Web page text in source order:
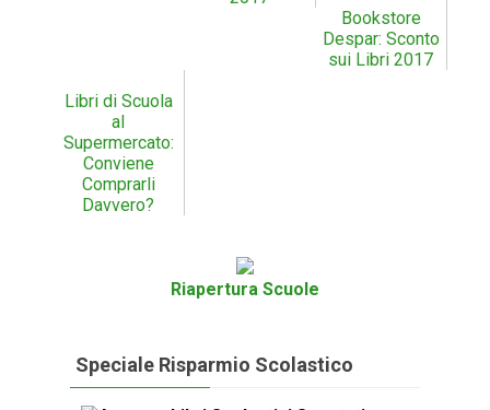
Bookstore
Despar: Sconto
sui Libri 2017
Libri di Scuola
al
Supermercato:
Conviene
Comprarli
Davvero?
Riapertura Scuole
Speciale Risparmio Scolastico